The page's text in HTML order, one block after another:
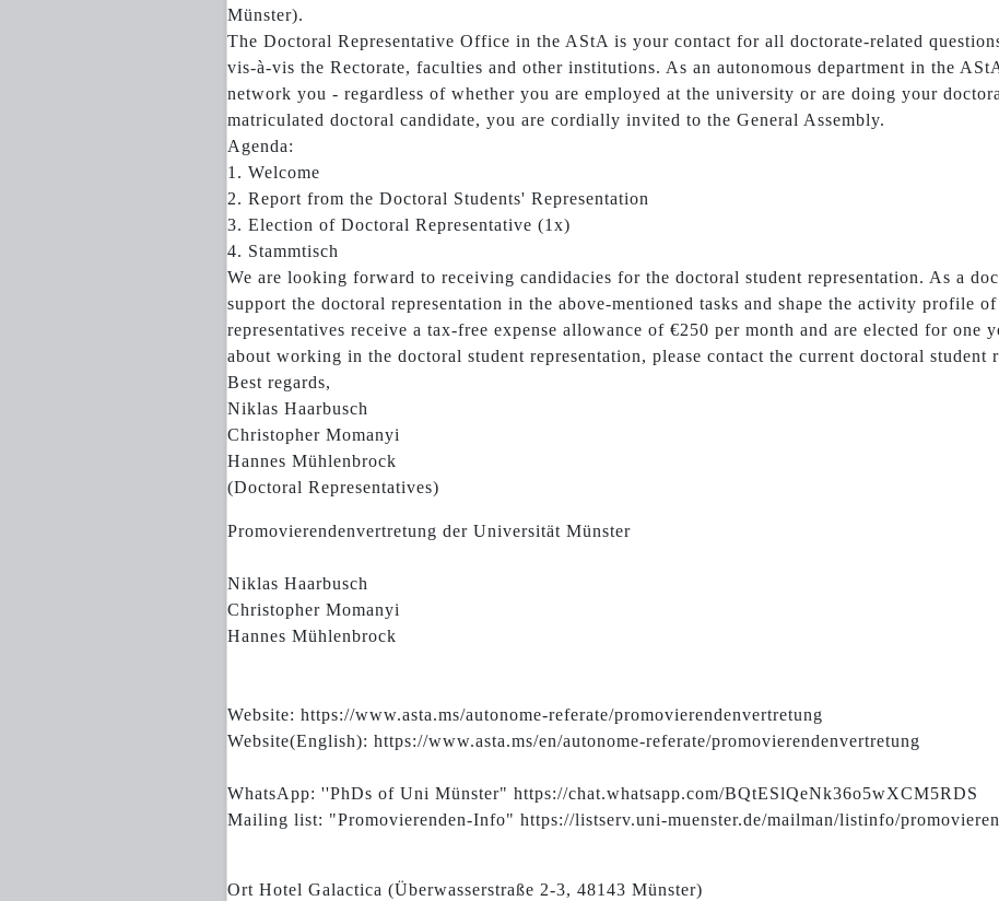
Münster).
The Doctoral Representative Office in the AStA is your contact for all doctorate-related
vis-à-vis the Rectorate, faculties and other institutions. As an autonomous department in the
network you - regardless of whether you are employed at the university or are doing your
matriculated doctoral candidate, you are cordially invited to the General Assembly.
Agenda:
1. Welcome
2. Report from the Doctoral Students' Representation
3. Election of Doctoral Representative (1x)
4. Stammtisch
We are looking forward to receiving candidacies for the doctoral student representation. As a
support the doctoral representation in the above-mentioned tasks and shape the activity profile
representatives receive a tax-free expense allowance of €250 per month and are elected for one
about working in the doctoral student representation, please contact the current doctoral student
Best regards,
Niklas Haarbusch
Christopher Momanyi
Hannes Mühlenbrock
(Doctoral Representatives)
Promovierendenvertretung der Universität Münster
Niklas Haarbusch
Christopher Momanyi
Hannes Mühlenbrock
Website: https://www.asta.ms/autonome-referate/promovierendenvertretung
Website(English): https://www.asta.ms/en/autonome-referate/promovierendenvertretung
WhatsApp: ''PhDs of Uni Münster" https://chat.whatsapp.com/BQtESlQeNk36o5wXCM5RDS
Mailing list: "Promovierenden-Info" https://listserv.uni-muenster.de/mailman/listinfo/
Ort Hotel Galactica (Überwasserstraße 2-3, 48143 Münster)